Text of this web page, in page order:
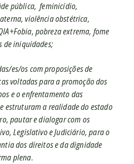
pública, feminicídio,
violência obstétrica,
pobreza extrema, fome
de iniquidades;
es/os com proposições de
voltadas para a promoção dos
e o enfrentamento das
estruturam a realidade do estado
pautar e dialogar com os
Legislativo e Judiciário, para o
dos direitos eda dignidade
plena.